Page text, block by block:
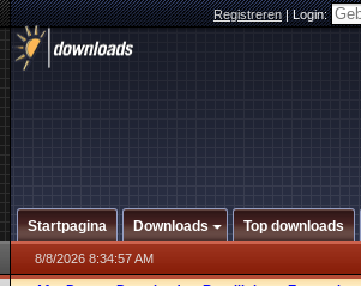
Registreren|Login:
Startpagina Downloads Top downloads
8/8/2026 8:34:57 AM